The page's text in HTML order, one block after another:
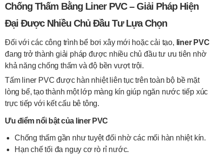
Chống Thấm Bằng Liner PVC – Giải Pháp Hiện
Đại Được Nhiều Chủ Đầu Tư Lựa Chọn
Đối với các công trình bể bơi xây mới hoặc cải tạo, liner PVC
đang trở thành giải pháp được nhiều chủ đầu tư ưu tiên nhờ
khả năng chống thấm và độ bền vượt trội.
Tấm liner PVC được hàn nhiệt liên tục trên toàn bộ bề mặt
lòng bể, tạo thành một lớp màng kín giúp ngăn nước tiếp xúc
trực tiếp với kết cấu bê tông.
Ưu điểm nổi bật của liner PVC
Chống thấm gần như tuyệt đối nhờ các mối hàn nhiệt kín.
Hạn chế tối đa nguy cơ rò rỉ nước.